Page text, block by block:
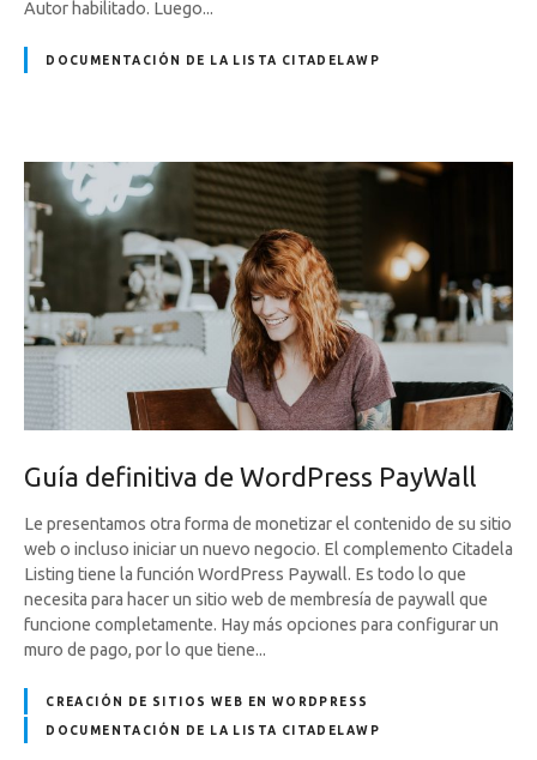
Autor habilitado. Luego...
DOCUMENTACIÓN DE LA LISTA CITADELAWP
Guía definitiva de WordPress PayWall
Le presentamos otra forma de monetizar el contenido de su sitio
web o incluso iniciar un nuevo negocio. El complemento Citadela
Listing tiene la función WordPress Paywall. Es todo lo que
necesita para hacer un sitio web de membresía de paywall que
funcione completamente. Hay más opciones para configurar un
muro de pago, por lo que tiene...
CREACIÓN DE SITIOS WEB EN WORDPRESS
DOCUMENTACIÓN DE LA LISTA CITADELAWP